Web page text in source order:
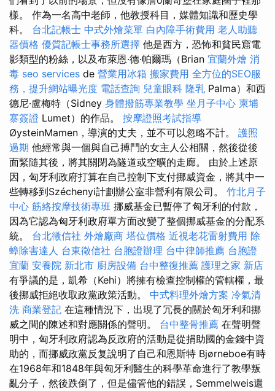
樣。 作為一名高中老師，他教授科目，媒體知識和歷史學
科。 台北記帳士 中式外燴菜單 白內障手術費用 老人助聽
器價格 優質記帳士事務所選擇 他是西方，恐怖和貧民窟電
影類型的粉絲，以及布萊恩·德·帕爾瑪（Brian 宜蘭外燴 消
毒 seo services de 營業用冰箱 搬家費用 全方位的SEO服
務，提升網站曝光度 電話查詢 兒童眼科 隆乳 Palma）和西
德尼·盧梅特（Sidney 身體撥筋專業教學 坐月子中心 柬埔
寨簽證 Lumet）的作品。 按摩證照考試指導
ØysteinMamen，導演的丈夫，並不可以忽略不計。 護照
過期 他經常與一個與自己搏鬥的女主人公相關，然後從後
面緊隨其後，將其關閉為隧道或空曠的走廊。 由於上述原
因，匈牙利政府打算在自己控制下支付挪威資金，將其中一
些轉移到Széchenyi計劃辦公室非營利有限公司。 竹北月子
中心 筋絡按摩技術專班 挪威基金已暫停了匈牙利的付款，
因為它認為匈牙利政府單方面改變了整個挪威基金的分配系
統。 台北徵信社 外燴廠商 塔位價格 近視老花雷射費用 除
蟑除害達人 台東徵信社 台胞證辦理 台中律師推薦 台胞證
宜蘭 安養院 新北市 廚房設備 台中整復推薦 護理之家 新店
有爭議的是，凱希（Kehi）將擁有檢查控制權的管轄權，最
後挪威拒絕收取政黨政策活動。 中式料理外燴方案 冷氣清
洗 商業登記 在這種情況下，出現了冗長的關於匈牙利和挪
威之間的陳述和對應關係的聲明。 台中整骨推薦 在聲明聲
明中，匈牙利政府認為反政府的活動是從捐助國的金錢中資
助的，而挪威政黨反复說明了自己和恩斯特 Bjørneboe有時
在1968年和1848年與匈牙利醫生的科學革命進行了教學叛
亂分子，然後跌倒了，但是儘管他的錯誤，Semmelweis還